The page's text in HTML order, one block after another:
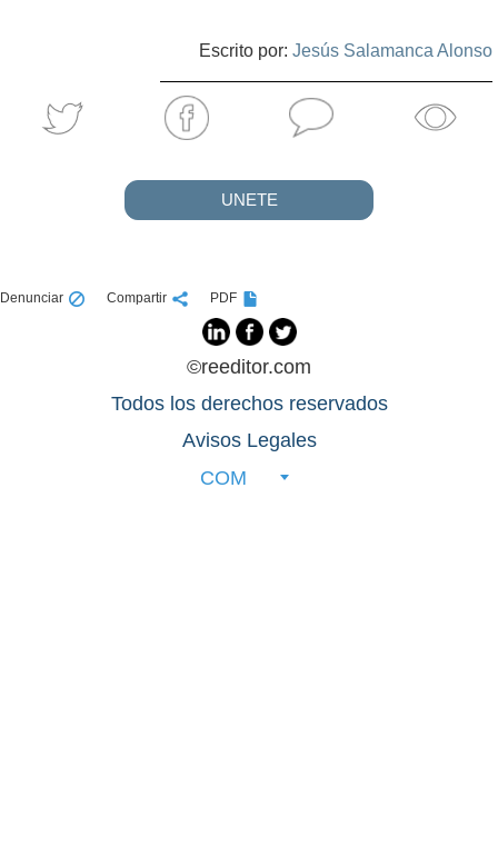
Escrito por: Jesús Salamanca Alonso
UNETE
Denunciar Compartir PDF
©reeditor.com
Todos los derechos reservados
Avisos Legales